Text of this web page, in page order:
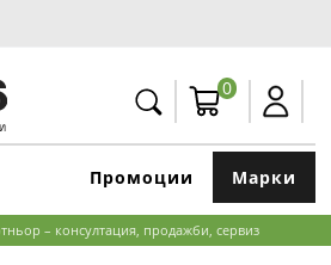
0
Марки
Промоции
– консултация, продажби, сервиз